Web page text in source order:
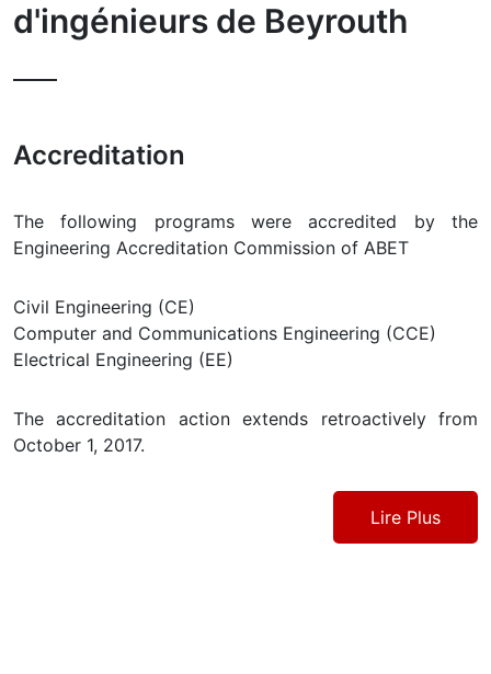
d'ingénieurs de Beyrouth
Accreditation
The following programs were accredited by the
Engineering Accreditation Commission of ABET
Civil Engineering (CE)
Computer and Communications Engineering (CCE)
Electrical Engineering (EE)
The accreditation action extends retroactively from
October 1, 2017.
Lire Plus